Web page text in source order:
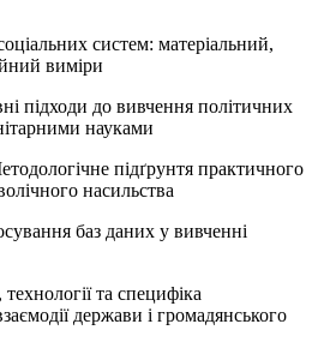
систем: матеріальний,
виміри
підходи до вивчення політичних
науками
підґрунтя практичного
насильства
баз даних у вивченні
та специфіка
держави і громадянського